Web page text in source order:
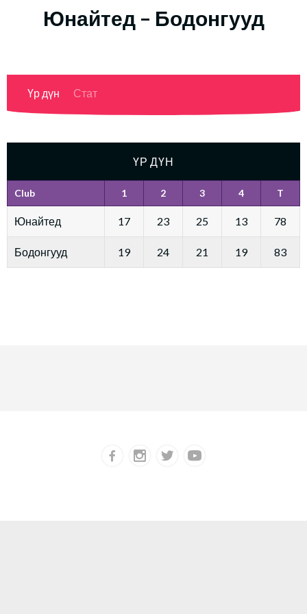
Юнайтед – Бодонгууд
Үр дүн Стат
ҮР ДҮН
Club 1 2 3 4 T
Юнайтед 17 23 25 13 78
Бодонгууд 19 24 21 19 83